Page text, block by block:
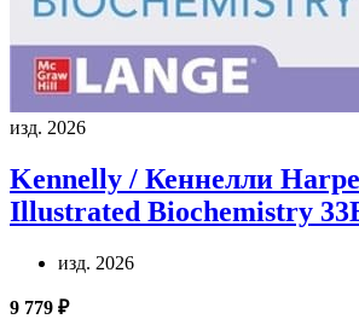
изд. 2026
Kennelly / Кеннелли
Illustrated Biochemistry
изд. 2026
9 779 ₽